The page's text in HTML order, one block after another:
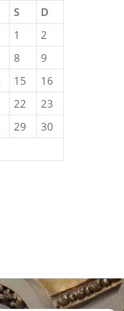
S
D
1
2
8
9
15
16
22
23
29
30